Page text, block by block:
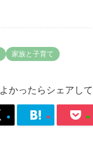
家族と子育て
よかったらシェアして